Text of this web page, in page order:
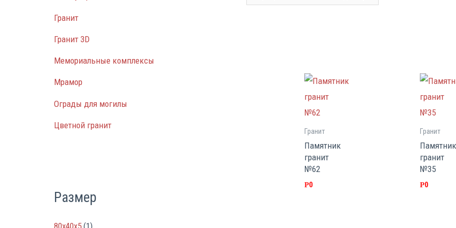
Гранит
Гранит 3D
Мемориальные комплексы
Мрамор
Ограды для могилы
Цветной гранит
Размер
Гранит
Памятник
гранит
№62
Р0
Гранит
Памятник
гранит
№35
Р0